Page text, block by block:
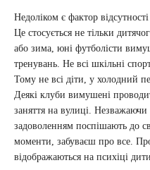
Недоліком є фактор
Це стосується не тільки
або зима, юні футболісти
тренувань. Не всі шкільні
Тому не всі діти, у холодний
Деякі клуби вимушені
заняття на вулиці.
задоволенням поспішають до
моменти, забуваєш про все.
відображаються на психіці